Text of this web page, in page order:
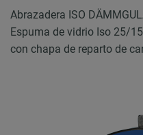
Abrazadera ISO
Espuma de vidrio Iso 25/
con chapa de reparto de